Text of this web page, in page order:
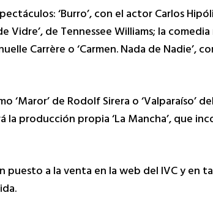
‘Burro’, con el actor Carlos
de Tennessee Williams; la comedia
Carrère o ‘Carmen. Nada de Nadie’,
‘Maror’ de Rodolf Sirera o ‘Valparaíso’
la producción propia ‘La Mancha’, que
puesto a la venta en la web del IVC y en